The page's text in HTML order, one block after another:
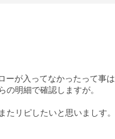
が入ってなかったって事
明細で確認しますが。
たリピしたいと思いましす。